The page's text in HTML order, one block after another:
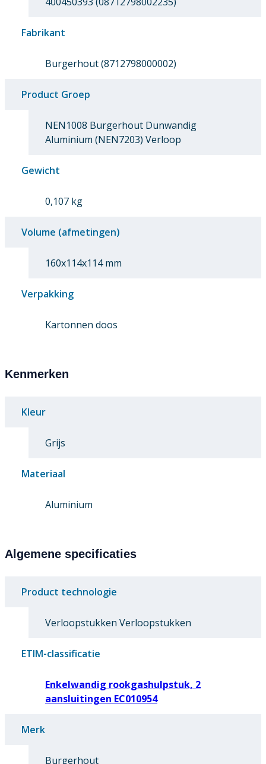
Fabrikant
Burgerhout (8712798000002)
Product Groep
NEN1008 Burgerhout Dunwandig
Aluminium (NEN7203) Verloop
Gewicht
0,107 kg
Volume (afmetingen)
160x114x114 mm
Verpakking
Kartonnen doos
Kenmerken
Kleur
Grijs
Materiaal
Aluminium
Algemene specificaties
Product technologie
Verloopstukken Verloopstukken
ETIM-classificatie
Enkelwandig rookgashulpstuk, 2
aansluitingen EC010954
Merk
Burgerhout